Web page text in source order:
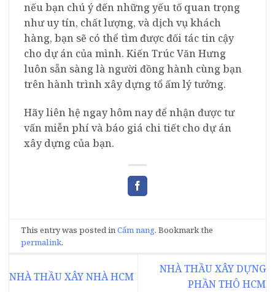
nếu bạn chú ý đến những yếu tố quan trọng
như uy tín, chất lượng, và dịch vụ khách
hàng, bạn sẽ có thể tìm được đối tác tin cậy
cho dự án của mình. Kiến Trúc Văn Hưng
luôn sẵn sàng là người đồng hành cùng bạn
trên hành trình xây dựng tổ ấm lý tưởng.
Hãy liên hệ ngay hôm nay để nhận được tư
vấn miễn phí và báo giá chi tiết cho dự án
xây dựng của bạn.
This entry was posted inCẩm nang. Bookmark the
permalink.
NHÀ THẦU XÂY NHÀ HCM
NHÀ THẦU XÂY DỰNG
PHẦN THÔ HCM